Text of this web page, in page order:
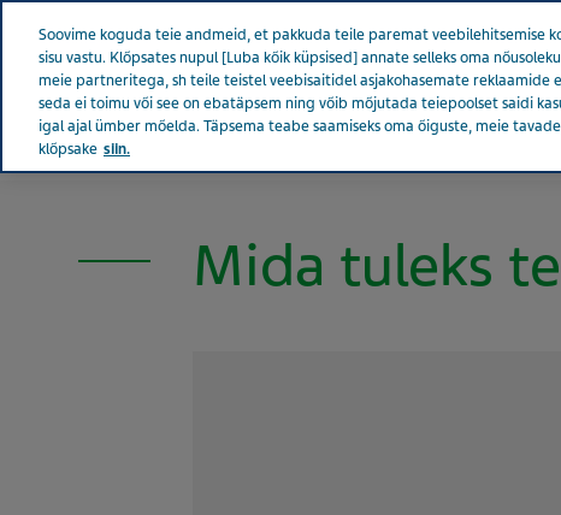
Teva kogu maailmas
ESTONIA TERVISE EEST HOOLITSEMINE
Mida tuleks
Soovime koguda teie andmeid, et pakkuda teile paremat veebilehitsemise
sisu vastu. Klõpsates nupul [Luba kõik küpsised] annate selleks oma
meie partneritega, sh teile teistel veebisaitidel asjakohasemate reklaamide
seda ei toimu või see on ebatäpsem ning võib mõjutada teiepoolset saidi
igal ajal ümber mõelda. Täpsema teabe saamiseks oma õiguste, meie
klõpsake siin.